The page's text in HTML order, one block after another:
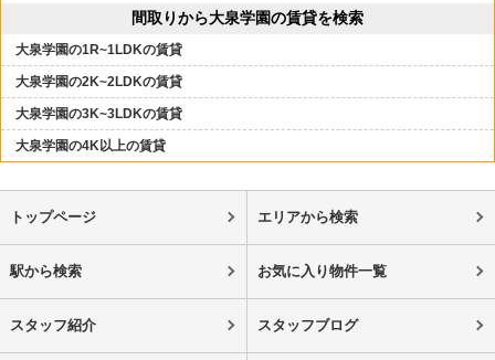
間取りから大泉学園の賃貸を検索
大泉学園の1R~1LDKの賃貸
大泉学園の2K~2LDKの賃貸
大泉学園の3K~3LDKの賃貸
大泉学園の4K以上の賃貸
トップページ エリアから検索
駅から検索 お気に入り物件一覧
スタッフ紹介 スタッフブログ